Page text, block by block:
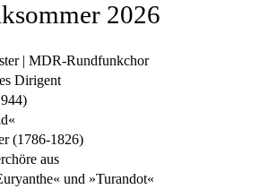
2026
| MDR-Rundfunkchor
Dirigent
(1786-1826)
aus
und »Turandot«